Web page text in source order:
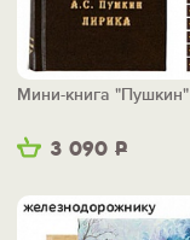
3 090 Р
Мини-книга "Пушкин"